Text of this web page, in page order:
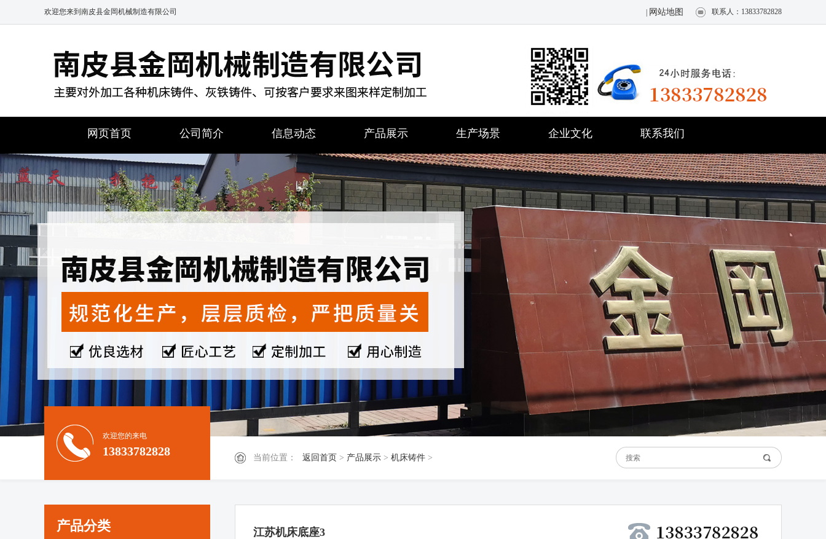
欢迎您来到南皮县金岡机械制造有限公司 联系人：13833782828
网站地图
网页首页 公司简介 信息动态 产品展示 生产场景 企业文化 联系我们
当前位置： 返回首页 > 产品展示 > 机床铸件 >
欢迎您的来电
13833782828
产品分类 江苏机床底座3